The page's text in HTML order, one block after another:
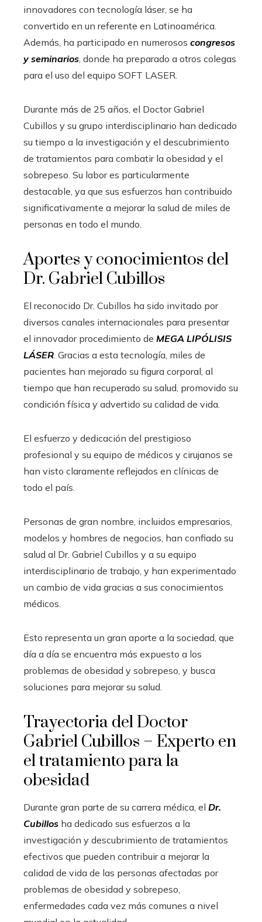
innovadores con tecnología láser, se ha
convertido en un referente en Latinoamérica.
Además, ha participado en numerosos congresos
y seminarios , donde ha preparado a otros colegas
para el uso del equipo SOFT LASER.
Durante más de 25 años, el Doctor Gabriel
Cubillos y su grupo interdisciplinario han dedicado
su tiempo a la investigación y el descubrimiento
de tratamientos para combatir la obesidad y el
sobrepeso. Su labor es particularmente
destacable, ya que sus esfuerzos han contribuido
significativamente a mejorar la salud de miles de
personas en todo el mundo.
Aportes y conocimientos del
Dr. Gabriel Cubillos
El reconocido Dr. Cubillos ha sido invitado por
diversos canales internacionales para presentar
el innovador procedimiento de MEGA LIPÓLISIS
LÁSER . Gracias a esta tecnología, miles de
pacientes han mejorado su figura corporal, al
tiempo que han recuperado su salud, promovido su
condición física y advertido su calidad de vida.
El esfuerzo y dedicación del prestigioso
profesional y su equipo de médicos y cirujanos se
han visto claramente reflejados en clínicas de
todo el país.
Personas de gran nombre, incluidos empresarios,
modelos y hombres de negocios, han confiado su
salud al Dr. Gabriel Cubillos y a su equipo
interdisciplinario de trabajo, y han experimentado
un cambio de vida gracias a sus conocimientos
médicos.
Esto representa un gran aporte a la sociedad, que
día a día se encuentra más expuesto a los
problemas de obesidad y sobrepeso, y busca
soluciones para mejorar su salud.
Trayectoria del Doctor
Gabriel Cubillos – Experto en
el tratamiento para la
obesidad
Durante gran parte de su carrera médica, el Dr.
Cubillos ha dedicado sus esfuerzos a la
investigación y descubrimiento de tratamientos
efectivos que pueden contribuir a mejorar la
calidad de vida de las personas afectadas por
problemas de obesidad y sobrepeso,
enfermedades cada vez más comunes a nivel